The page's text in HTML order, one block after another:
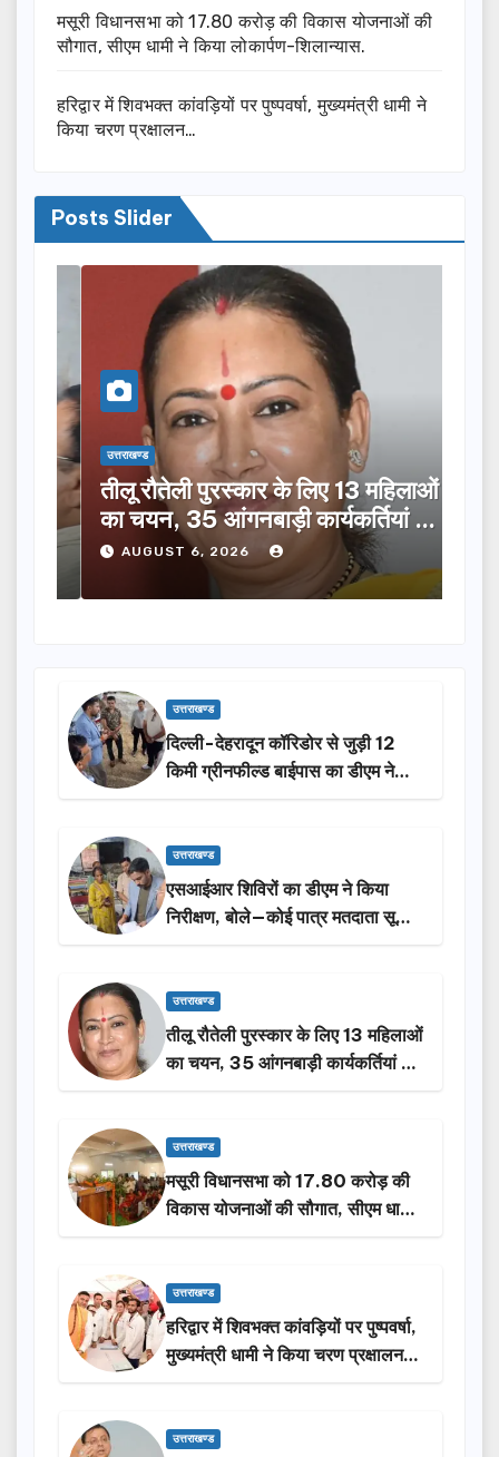
मसूरी विधानसभा को 17.80 करोड़ की विकास योजनाओं की
सौगात, सीएम धामी ने किया लोकार्पण-शिलान्यास.
हरिद्वार में शिवभक्त कांवड़ियों पर पुष्पवर्षा, मुख्यमंत्री धामी ने
किया चरण प्रक्षालन…
Posts Slider
उत्तराखण्ड
तीलू रौतेली पुरस्कार के लिए 13 महिलाओं
का चयन, 35 आंगनबाड़ी कार्यकर्तियां भी
होंगी सम्मानित…
AUGUST 6, 2026
उत्तराखण्ड
दिल्ली-देहरादून कॉरिडोर से जुड़ी 12
किमी ग्रीनफील्ड बाईपास का डीएम ने
किया निरीक्षण…
उत्तराखण्ड
एसआईआर शिविरों का डीएम ने किया
निरीक्षण, बोले—कोई पात्र मतदाता सूची
से न छूटे…
उत्तराखण्ड
तीलू रौतेली पुरस्कार के लिए 13 महिलाओं
का चयन, 35 आंगनबाड़ी कार्यकर्तियां भी
होंगी सम्मानित…
उत्तराखण्ड
मसूरी विधानसभा को 17.80 करोड़ की
विकास योजनाओं की सौगात, सीएम धामी
ने किया लोकार्पण-शिलान्यास.
उत्तराखण्ड
हरिद्वार में शिवभक्त कांवड़ियों पर पुष्पवर्षा,
मुख्यमंत्री धामी ने किया चरण प्रक्षालन…
उत्तराखण्ड